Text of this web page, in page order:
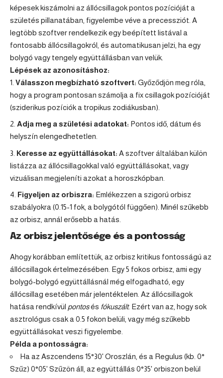
képesek kiszámolni az állócsillagok pontos pozícióját a
születés pillanatában, figyelembe véve a precessziót. A
legtöbb szoftver rendelkezik egy beépített listával a
fontosabb állócsillagokról, és automatikusan jelzi, ha egy
bolygó vagy tengely együttállásban van velük.
Lépések az azonosításhoz:
Válasszon megbízható szoftvert: Győződjön meg róla,
hogy a program pontosan számolja a fix csillagok pozícióját
(sziderikus pozíciók a tropikus zodiákusban).
Adja meg a születési adatokat: Pontos idő, dátum és
helyszín elengedhetetlen.
Keresse az együttállásokat: A szoftver általában külön
listázza az állócsillagokkal való együttállásokat, vagy
vizuálisan megjeleníti azokat a horoszkópban.
Figyeljen az orbiszra: Emlékezzen a szigorú orbisz
szabályokra (0.15-1 fok, a bolygótól függően). Minél szűkebb
az orbisz, annál erősebb a hatás.
Az orbisz jelentősége és a pontosság
Ahogy korábban említettük, az orbisz kritikus fontosságú az
állócsillagok értelmezésében. Egy 5 fokos orbisz, ami egy
bolygó-bolygó együttállásnál még elfogadható, egy
állócsillag esetében már jelentéktelen. Az állócsillagok
hatása rendkívül pontosés fókuszált. Ezért van az, hogy sok
asztrológus csak a 0.5 fokon belüli, vagy még szűkebb
együttállásokat veszi figyelembe.
Példa a pontosságra:
Ha az Aszcendens 15°30' Oroszlán, és a Regulus (kb. 0°
Szűz) 0°05' Szűzön áll, az együttállás 0°35' orbiszon belül